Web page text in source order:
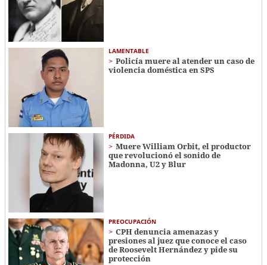
LAMENTABLE
Policía muere al atender un caso de
violencia doméstica en SPS
PÉRDIDA
Muere William Orbit, el productor
que revolucionó el sonido de
Madonna, U2 y Blur
PREOCUPACIÓN
CPH denuncia amenazas y
presiones al juez que conoce el caso
de Roosevelt Hernández y pide su
protección